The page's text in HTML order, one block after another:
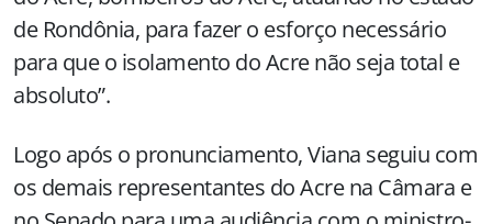
de Rondônia, para fazer o esforço necessário
para que o isolamento do Acre não seja total e
absoluto”.
Logo após o pronunciamento, Viana seguiu com
os demais representantes do Acre na Câmara e